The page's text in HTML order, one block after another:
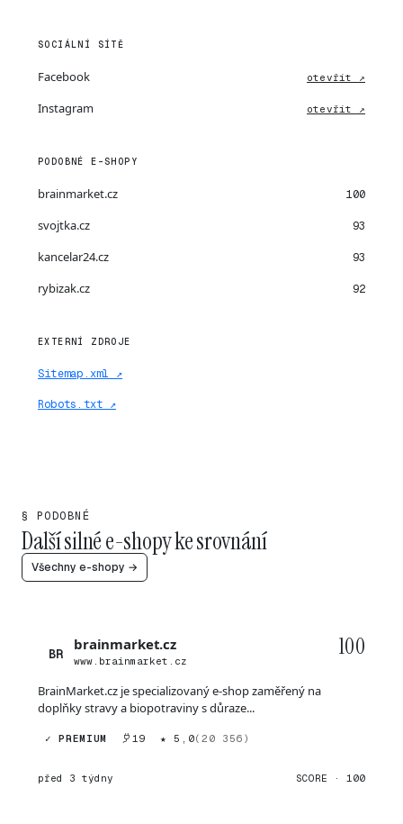
SOCIÁLNÍ SÍTĚ
Facebook otevřít ↗
Instagram otevřít ↗
PODOBNÉ E-SHOPY
brainmarket.cz 100
svojtka.cz 93
kancelar24.cz 93
rybizak.cz 92
EXTERNÍ ZDROJE
Sitemap.xml ↗
Robots.txt ↗
§ PODOBNÉ
Další silné e-shopy ke srovnání
Všechny e-shopy →
BR
brainmarket.cz
www.brainmarket.cz
100
BrainMarket.cz je specializovaný e-shop zaměřený na
doplňky stravy a biopotraviny s důraze...
✓ PREMIUM 19 ★ 5,0(20 356)
před 3 týdny SCORE · 100